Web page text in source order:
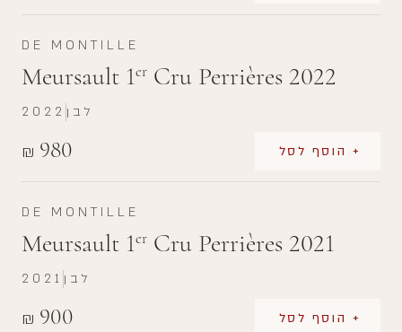
DE MONTILLE
Meursault 1er Cru Perrières 2022
₪ 980 + הוסף לסל
2022 לבן
DE MONTILLE
Meursault 1er Cru Perrières 2021
₪ 900 + הוסף לסל
2021 לבן